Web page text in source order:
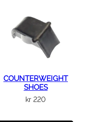
COUNTERWEIGHT
SHOES
kr 220